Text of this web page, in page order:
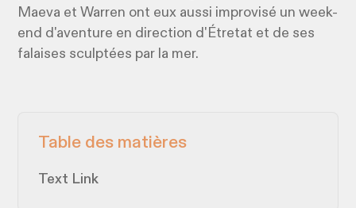
Maeva et Warren ont eux aussi improvisé un week-
end d'aventure en direction d'Étretat et de ses
falaises sculptées par la mer.
Table des matières
Text Link